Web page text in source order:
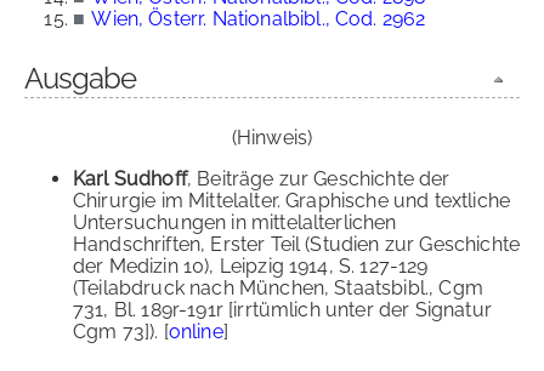
■ Wien, Österr. Nationalbibl., Cod. 2962
Ausgabe
(Hinweis)
Karl Sudhoff, Beiträge zur Geschichte der
Chirurgie im Mittelalter. Graphische und textliche
Untersuchungen in mittelalterlichen
Handschriften, Erster Teil (Studien zur Geschichte
der Medizin 10), Leipzig 1914, S. 127-129
(Teilabdruck nach München, Staatsbibl., Cgm
731, Bl. 189r-191r [irrtümlich unter der Signatur
Cgm 73]). [online]